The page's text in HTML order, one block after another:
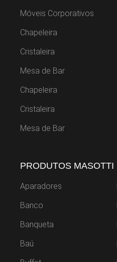
Móveis Corporativos
Chapeleira
Cristaleira
Mesa de Bar
Chapeleira
Cristaleira
Mesa de Bar
PRODUTOS MASOTTI
Aparadores
Banco
Banqueta
Baú